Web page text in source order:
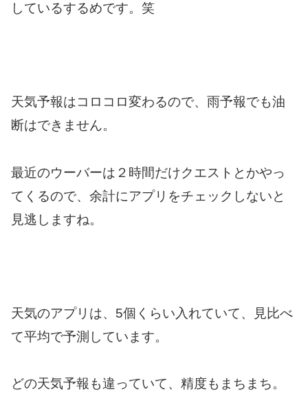
しているするめです。笑
天気予報はコロコロ変わるので、雨予報でも油
断はできません。
最近のウーバーは２時間だけクエストとかやっ
てくるので、余計にアプリをチェックしないと
見逃しますね。
天気のアプリは、5個くらい入れていて、見比べ
て平均で予測しています。
どの天気予報も違っていて、精度もまちまち。